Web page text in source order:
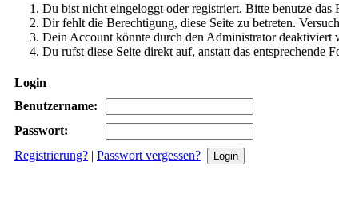
Du bist nicht eingeloggt oder registriert. Bitte benutze
Dir fehlt die Berechtigung, diese Seite zu betreten.
Dein Account könnte durch den Administrator deaktiviert
Du rufst diese Seite direkt auf, anstatt das entsprechende
Login
Benutzername:
Passwort:
Registrierung? | Passwort vergessen?